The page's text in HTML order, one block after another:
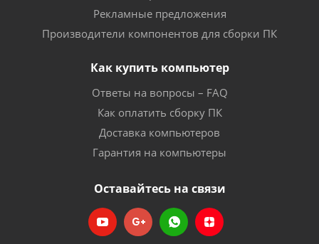
Рекламные предложения
Производители компонентов для сборки ПК
Как купить компьютер
Ответы на вопросы – FAQ
Как оплатить сборку ПК
Доставка компьютеров
Гарантия на компьютеры
Оставайтесь на связи